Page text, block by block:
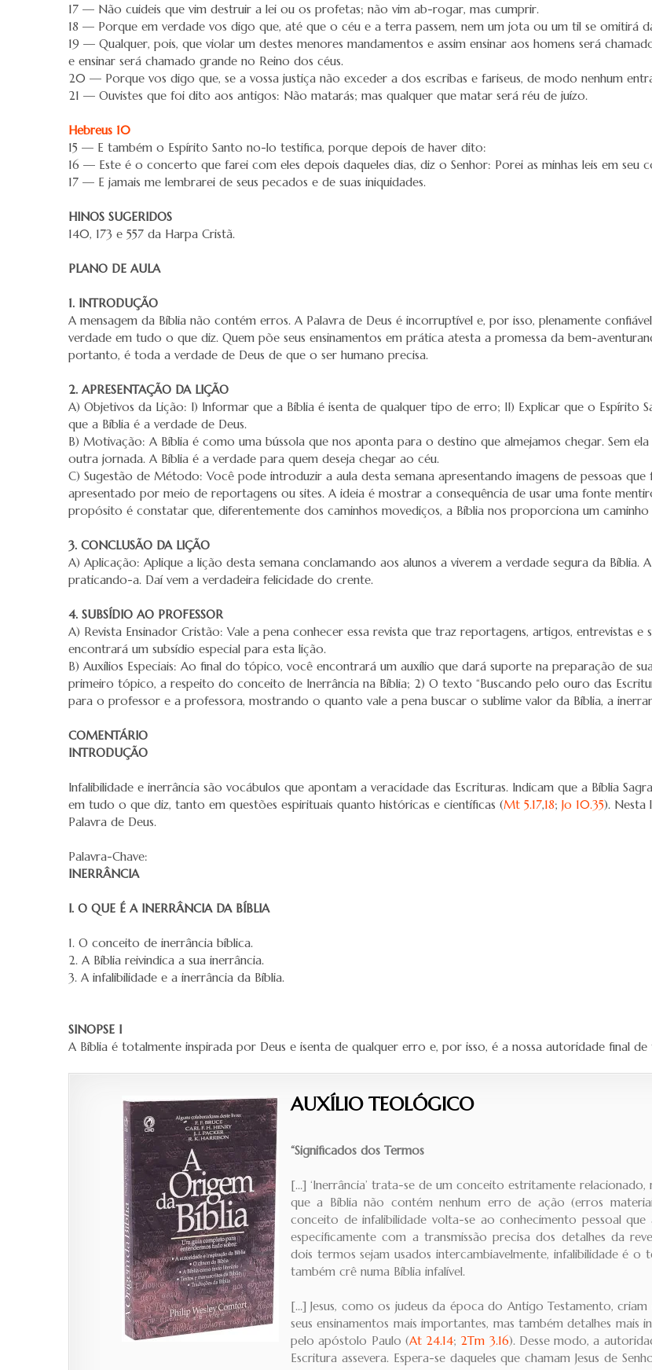
17 — Não cuideis que vim destruir a lei ou os profetas; não vim ab-rogar, mas cumprir.
18 — Porque em verdade vos digo que, até que o céu e a terra passem, nem um jota ou um til se omitirá
19 — Qualquer, pois, que violar um destes menores mandamentos e assim ensinar aos homens será
e ensinar será chamado grande no Reino dos céus.
20 — Porque vos digo que, se a vossa justiça não exceder a dos escribas e fariseus, de modo nenhum
21 — Ouvistes que foi dito aos antigos: Não matarás; mas qualquer que matar será réu de juízo.
Hebreus 10
15 — E também o Espírito Santo no-lo testifica, porque depois de haver dito:
16 — Este é o concerto que farei com eles depois daqueles dias, diz o Senhor: Porei as minhas leis em seu
17 — E jamais me lembrarei de seus pecados e de suas iniquidades.
HINOS SUGERIDOS
140, 173 e 557 da Harpa Cristã.
PLANO DE AULA
1. INTRODUÇÃO
A mensagem da Bíblia não contém erros. A Palavra de Deus é incorruptível e, por isso, plenamente
verdade em tudo o que diz. Quem põe seus ensinamentos em prática atesta a promessa da bem-
portanto, é toda a verdade de Deus de que o ser humano precisa.
2. APRESENTAÇÃO DA LIÇÃO
A) Objetivos da Lição: I) Informar que a Bíblia é isenta de qualquer tipo de erro; II) Explicar que o Espírito
que a Bíblia é a verdade de Deus.
B) Motivação: A Bíblia é como uma bússola que nos aponta para o destino que almejamos chegar. Sem
outra jornada. A Bíblia é a verdade para quem deseja chegar ao céu.
C) Sugestão de Método: Você pode introduzir a aula desta semana apresentando imagens de pessoas
apresentado por meio de reportagens ou sites. A ideia é mostrar a consequência de usar uma fonte
propósito é constatar que, diferentemente dos caminhos movediços, a Bíblia nos proporciona um caminho
3. CONCLUSÃO DA LIÇÃO
A) Aplicação: Aplique a lição desta semana conclamando aos alunos a viverem a verdade segura da
praticando-a. Daí vem a verdadeira felicidade do crente.
4. SUBSÍDIO AO PROFESSOR
A) Revista Ensinador Cristão: Vale a pena conhecer essa revista que traz reportagens, artigos, entrevistas e
encontrará um subsídio especial para esta lição.
B) Auxílios Especiais: Ao final do tópico, você encontrará um auxílio que dará suporte na preparação de
primeiro tópico, a respeito do conceito de Inerrância na Bíblia; 2) O texto “Buscando pelo ouro das
para o professor e a professora, mostrando o quanto vale a pena buscar o sublime valor da Bíblia, a
COMENTÁRIO
INTRODUÇÃO
Infalibilidade e inerrância são vocábulos que apontam a veracidade das Escrituras. Indicam que a Bíblia
em tudo o que diz, tanto em questões espirituais quanto históricas e científicas (Mt 5.17,18; Jo 10.35). Nesta
Palavra de Deus.
Palavra-Chave:
INERRÂNCIA
I. O QUE É A INERRÂNCIA DA BÍBLIA
1. O conceito de inerrância bíblica.
2. A Bíblia reivindica a sua inerrância.
3. A infalibilidade e a inerrância da Bíblia.
SINOPSE I
A Bíblia é totalmente inspirada por Deus e isenta de qualquer erro e, por isso, é a nossa autoridade final
AUXÍLIO TEOLÓGICO
“Significados dos Termos
[…] ‘Inerrância’ trata-se de um conceito estritamente
que a Bíblia não contém nenhum erro de ação (erros
conceito de infalibilidade volta-se ao conhecimento pessoal
especificamente com a transmissão precisa dos detalhes da
dois termos sejam usados intercambiavelmente, infalibilidade é
também crê numa Bíblia infalível.
[…] Jesus, como os judeus da época do Antigo Testamento,
seus ensinamentos mais importantes, mas também detalhes mais
pelo apóstolo Paulo (At 24.14; 2Tm 3.16). Desse modo, a
Escritura assevera. Espera-se daqueles que chamam Jesus de